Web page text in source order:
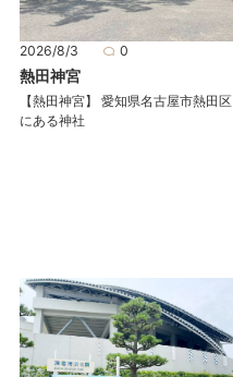
2026/8/3 0
熱田神宮
【熱田神宮】 愛知県名古屋市熱田区
にある神社